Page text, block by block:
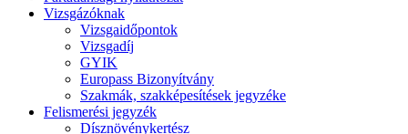
Vizsgázóknak
Vizsgaidőpontok
Vizsgadíj
GYIK
Europass Bizonyítvány
Szakmák, szakképesítések jegyzéke
Felismerési jegyzék
Dísznövénykertész